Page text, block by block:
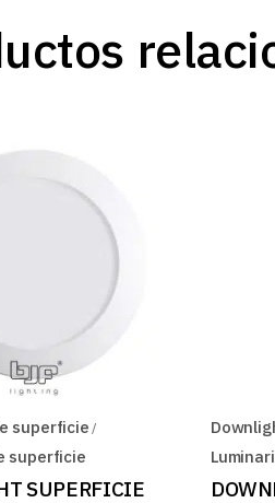
superficie
superficie
SUPERFICIE